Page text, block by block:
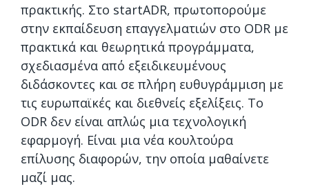
πρακτικής. Στο startADR, πρωτοπορούμε
στην εκπαίδευση επαγγελματιών στο ODR με
πρακτικά και θεωρητικά προγράμματα,
σχεδιασμένα από εξειδικευμένους
διδάσκοντες και σε πλήρη ευθυγράμμιση με
τις ευρωπαϊκές και διεθνείς εξελίξεις. Το
ODR δεν είναι απλώς μια τεχνολογική
εφαρμογή. Είναι μια νέα κουλτούρα
επίλυσης διαφορών, την οποία μαθαίνετε
μαζί μας.